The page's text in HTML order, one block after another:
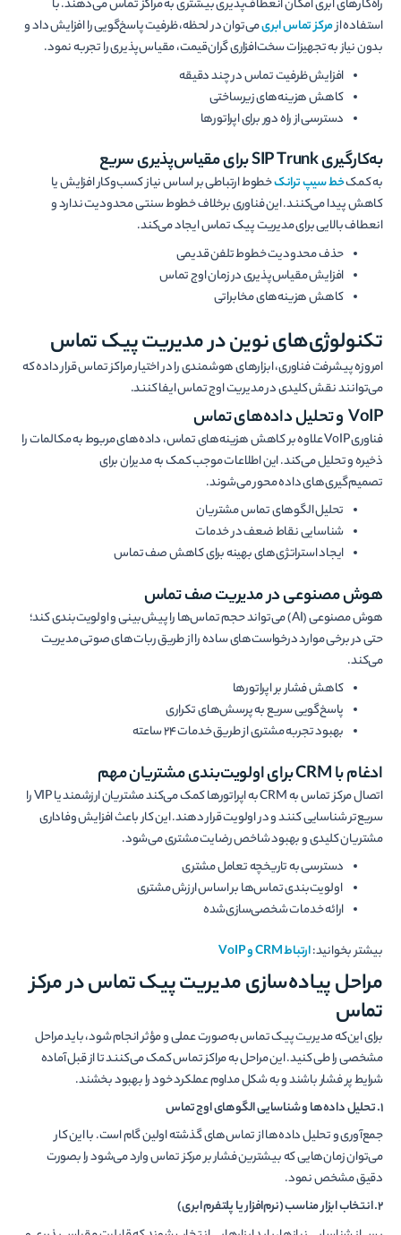
راه‌کارهای ابری امکان انعطاف‌پذیری بیشتری به مراکز تماس می‌دهند. با
استفاده ازمرکز تماس ابریمی‌توان در لحظه، ظرفیت پاسخ‌گویی را افزایش داد و
بدون نیاز به تجهیزات سخت‌افزاری گران‌قیمت، مقیاس‌پذیری را تجربه نمود.
افزایش ظرفیت تماس در چند دقیقه
کاهش هزینه‌های زیرساختی
دسترسی از راه دور برای اپراتورها
به‌کارگیری SIP Trunk برای مقیاس‌پذیری سریع
به کمکخط سیپ ترانکخطوط ارتباطی بر اساس نیاز کسب‌وکار افزایش یا
کاهش پیدا می‌کنند. این فناوری برخلاف خطوط سنتی محدودیت ندارد و
انعطاف بالایی برای مدیریت پیک تماس ایجاد می‌کند.
حذف محدودیت خطوط تلفن قدیمی
افزایش مقیاس‌پذیری در زمان اوج تماس
کاهش هزینه‌های مخابراتی
تکنولوژی‌های نوین در مدیریت پیک تماس
امروزه پیشرفت فناوری، ابزارهای هوشمندی را در اختیار مراکز تماس قرار داده که
می‌توانند نقش کلیدی در مدیریت اوج تماس ایفا کنند.
VoIP و تحلیل داده‌های تماس
فناوری VoIP علاوه بر کاهش هزینه‌های تماس، داده‌های مربوط به مکالمات را
ذخیره و تحلیل می‌کند. این اطلاعات موجب کمک به مدیران برای
تصمیم‌گیری‌های داده محور می‌شوند.
تحلیل الگوهای تماس مشتریان
شناسایی نقاط ضعف در خدمات
ایجاد استراتژی‌های بهینه برای کاهش صف تماس
هوش مصنوعی در مدیریت صف تماس
هوش مصنوعی (AI) می‌تواند حجم تماس‌ها را پیش‌بینی و اولویت‌بندی کند؛
حتی در برخی موارد درخواست‌های ساده را از طریق ربات‌های صوتی مدیریت
می‌کند.
کاهش فشار بر اپراتورها
پاسخ‌گویی سریع به پرسش‌های تکراری
بهبود تجربه مشتری از طریق خدمات ۲۴ ساعته
ادغام با CRM برای اولویت‌بندی مشتریان مهم
اتصال مرکز تماس به CRM به اپراتورها کمک می‌کند مشتریان ارزشمند یا VIP را
سریع‌تر شناسایی کنند و در اولویت قرار دهند. این کار باعث افزایش وفاداری
مشتریان کلیدی و بهبود شاخص رضایت مشتری می‌شود.
دسترسی به تاریخچه تعامل مشتری
اولویت‌بندی تماس‌ها بر اساس ارزش مشتری
ارائه خدمات شخصی‌سازی‌شده
بیشتر بخوانید:ارتباط CRM و VoIP
مراحل پیاده‌سازی مدیریت پیک تماس در مرکز
تماس
برای این‌که مدیریت پیک تماس به‌صورت عملی و مؤثر انجام شود، باید مراحل
مشخصی را طی کنید. این مراحل به مراکز تماس کمک می‌کنند تا از قبل آماده
شرایط پر فشار باشند و به شکل مداوم عملکرد خود را بهبود بخشند.
1. تحلیل داده‌ها و شناسایی الگوهای اوج تماس
جمع‌آوری و تحلیل داده‌ها از تماس‌های گذشته اولین گام است. با این کار
می‌توان زمان‌هایی که بیشترین فشار بر مرکز تماس وارد می‌شود را بصورت
دقیق مشخص نمود.
2. انتخاب ابزار مناسب (نرم‌افزار یا پلتفرم ابری)